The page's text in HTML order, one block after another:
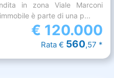
in zona Viale Marconi
è parte di una p...
€ 120.000
Rata € 560,57 *